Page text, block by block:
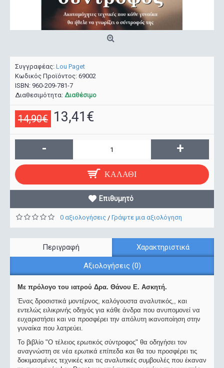
Συγγραφέας: Lou Paget
Κωδικός Προϊόντος: 69002
ISBN: 960-209-781-7
Διαθεσιμότητα: Διαθέσιμο
14,90€ 13,41€
- +
ΚΑΛΆΘΙ
Επιθυμητό
0 αξιολογήσεις / Γράψτε μια αξιολόγηση
Περιγραφή Χαρακτηριστικά
Αξιολογήσεις (0)
Με πρόλογο του ιατρού Δρα. Θάνου Ε. Ασκητή.
Ένας δροσιστικά μοντέρνος, καλόγουστα αναλυτικός,, και
εντελώς ειλικρινής οδηγός για κάθε άνδρα που ανυπομονεί να
ευχαριστήσει και να προσφέρει την απόλυτη ικανοποίηση στην
γυναίκα που λατρεύει.
Το βιβλίο "Ο τέλειος ερωτικός σύντροφος" θα οδηγήσει τον
αναγνώστη σε νέα ερωτικά επίπεδα και θα του προσφέρει τις
δοκιμασμένες τεχνικές και τις αναλυτικές συμβουλές που έκαναν